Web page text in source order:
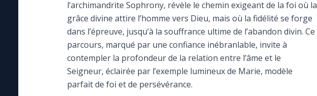
l’archimandrite Sophrony, révèle le chemin exigeant de la foi où la
grâce divine attire l’homme vers Dieu, mais où la fidélité se forge
dans l’épreuve, jusqu’à la souffrance ultime de l’abandon divin. Ce
parcours, marqué par une confiance inébranlable, invite à
contempler la profondeur de la relation entre l’âme et le
Seigneur, éclairée par l’exemple lumineux de Marie, modèle
parfait de foi et de persévérance.